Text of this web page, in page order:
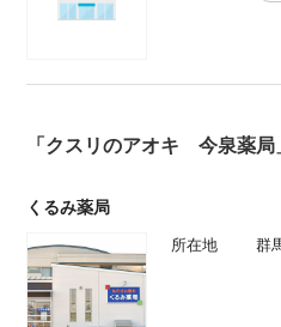
「クスリのアオキ 今泉薬
くるみ薬局
所在地 群